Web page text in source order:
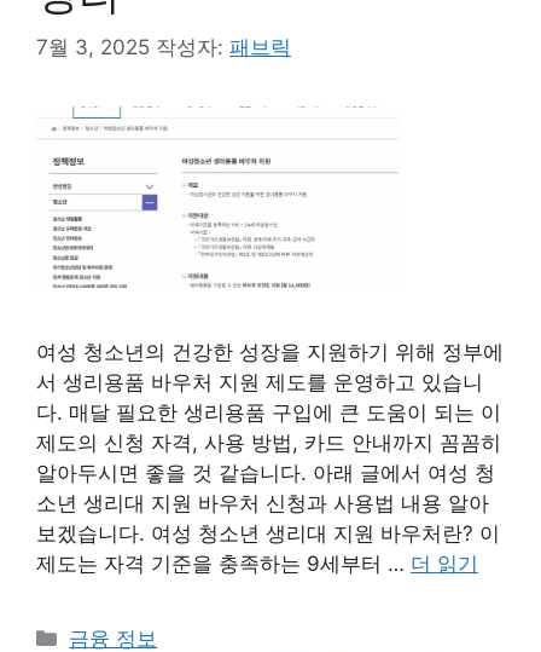
7월 3, 2025 작성자: 패브릭
여성 청소년의 건강한 성장을 지원하기 위해 정부에
서 생리용품 바우처 지원 제도를 운영하고 있습니
다. 매달 필요한 생리용품 구입에 큰 도움이 되는 이
제도의 신청 자격, 사용 방법, 카드 안내까지 꼼꼼히
알아두시면 좋을 것 같습니다. 아래 글에서 여성 청
소년 생리대 지원 바우처 신청과 사용법 내용 알아
보겠습니다. 여성 청소년 생리대 지원 바우처란? 이
제도는 자격 기준을 충족하는 9세부터 … 더 읽기
카
금융 정보